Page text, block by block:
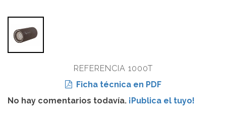
REFERENCIA 1000T
Ficha técnica en PDF
No hay comentarios todavía. ¡Publica el tuyo!